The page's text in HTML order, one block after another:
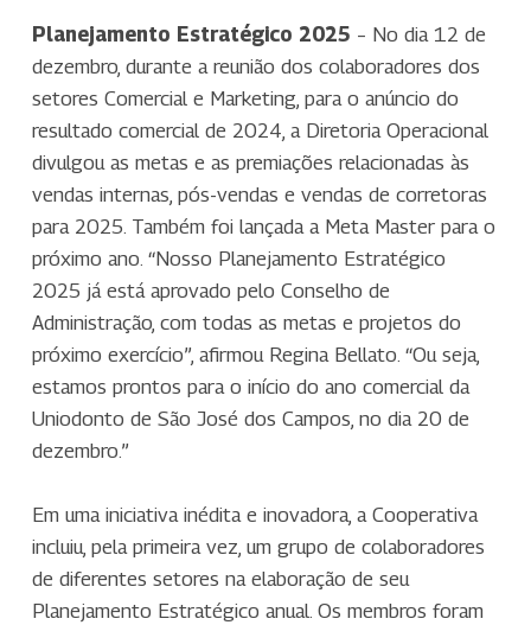
Planejamento Estratégico 2025 – No dia 12 de
dezembro, durante a reunião dos colaboradores dos
setores Comercial e Marketing, para o anúncio do
resultado comercial de 2024, a Diretoria Operacional
divulgou as metas e as premiações relacionadas às
vendas internas, pós-vendas e vendas de corretoras
para 2025. Também foi lançada a Meta Master para o
próximo ano. “Nosso Planejamento Estratégico
2025 já está aprovado pelo Conselho de
Administração, com todas as metas e projetos do
próximo exercício”, afirmou Regina Bellato. “Ou seja,
estamos prontos para o início do ano comercial da
Uniodonto de São José dos Campos, no dia 20 de
dezembro.”
Em uma iniciativa inédita e inovadora, a Cooperativa
incluiu, pela primeira vez, um grupo de colaboradores
de diferentes setores na elaboração de seu
Planejamento Estratégico anual. Os membros foram